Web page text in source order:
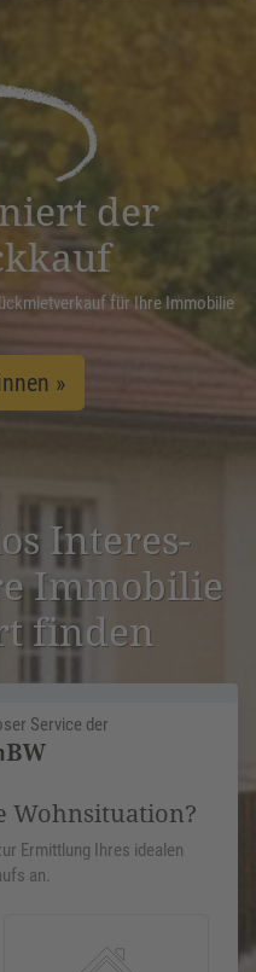
der
für Ihre Immobilie
»
Inter­es­
Immobilie
finden
Service der
Wohnsituation?
Ermittlung Ihres idealen
an.